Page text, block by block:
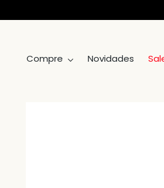
Compre Novidades